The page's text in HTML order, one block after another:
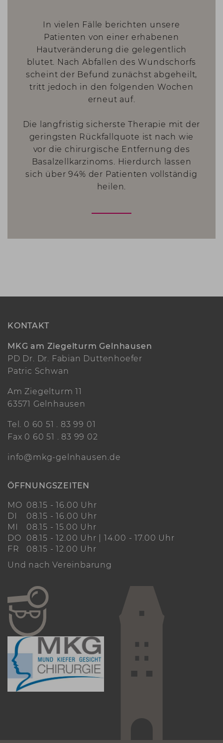
In vielen Fälle berichten unsere
Patienten von einer erhabenen
Hautveränderung die gelegentlich
blutet. Nach Abfallen des Wundschorfs
scheint der Befund zunächst abgeheilt,
tritt jedoch in den folgenden Wochen
erneut auf.
Die langfristig sicherste Therapie mit der
geringsten Rückfallquote ist nach wie
vor die chirurgische Entfernung des
Basalzellkarzinoms. Hierdurch lassen
sich über 94% der Patienten vollständig
heilen.
KONTAKT
MKG am Ziegelturm Gelnhausen
PD Dr. Dr. Fabian Duttenhoefer
Patric Schwan
Am Ziegelturm 11
63571 Gelnhausen
Tel. 0 60 51 . 83 99 01
Fax 0 60 51 . 83 99 02
info@mkg-gelnhausen.de
ÖFFNUNGSZEITEN
Und nach Vereinbarung
MO 08.15 - 16.00 Uhr
DI
08.15 - 16.00 Uhr
MI
08.15 - 15.00 Uhr
DO
08.15 - 12.00 Uhr | 14.00 - 17.00 Uhr
FR
08.15 - 12.00 Uhr